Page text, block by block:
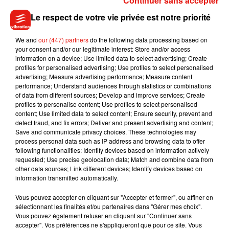
Fabriqués en Italie, avec un design en trois dimensions qui
reproduit la texture de la nourriture, et ornés d'un logo
Moschino plaqué or, ces deux accessoires plus vrais que
nature font littéralement le buzz sur la toile depuis
qu'unemaquilleuse anglaise, Leila Giscombe, a partagé une
capture d’écran du sac.“758 livres sterling pour avoir l’air de
le tenir dans le métro. C’est une blague”, a ainsi tweeté la
jeune femme.
£758 to look like you’re holding a subway�xÈ�xÈ is this a
jokepic.twitter.com/9Fvk7Y4rIf
— Leila (@omgitsleilaa)December 4, 2020
I decided to treat myself to a new Moschino’s baguette
clutch bag �x€xÂ but half way home got bit hungry
— Aleksandra Freeman (@AleksandraFree2)December 3,
2020
Le respect de votre vie privée est notre priorité
We and our (447) partnersdo the following data processing based on
your consent and/or our legitimate interest: Store and/or access
information on a device; Use limited data to select advertising; Create
profiles for personalised advertising; Use profiles to select personalised
advertising; Measure advertising performance; Measure content
performance; Understand audiences through statistics or combinations
of data from different sources; Develop and improve services; Create
profiles to personalise content; Use profiles to select personalised
content; Use limited data to select content; Ensure security, prevent and
detect fraud, and fix errors; Deliver and present advertising and content;
Save and communicate privacy choices. These technologies may
process personal data such as IP address and browsing data to offer
following functionalities: Identify devices based on information actively
requested; Use precise geolocation data; Match and combine data from
other data sources; Link different devices; Identify devices based on
information transmitted automatically.
Vous pouvez accepter en cliquant sur "Accepter et fermer", ou affiner en
sélectionnant les finalités et/ou partenaires dans "Gérer mes choix".
Vous pouvez également refuser en cliquant sur "Continuer sans
accepter". Vos préférences ne s'appliqueront que pour ce site. Vous